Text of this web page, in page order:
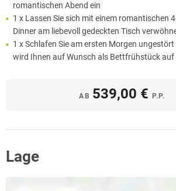
romantischen Abend ein
1 x Lassen Sie sich mit einem romantischen
Dinner am liebevoll gedeckten Tisch
1 x Schlafen Sie am ersten Morgen
wird Ihnen auf Wunsch als Bettfrühstück
AB 539,00 € P.P.
Lage